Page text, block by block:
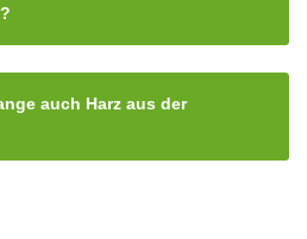
auch Harz aus der